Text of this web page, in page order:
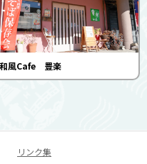
和風Cafe 豊楽
リンク集